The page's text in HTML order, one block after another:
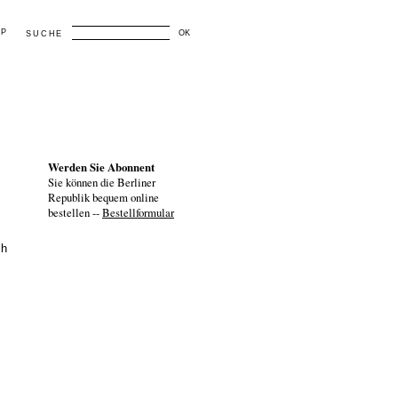
SUCHE OK
Werden Sie Abonnent
Sie können die Berliner
Republik bequem online
bestellen --Bestellformular